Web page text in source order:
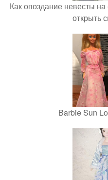
Как опоздание невесты
открыть
Barbie Sun